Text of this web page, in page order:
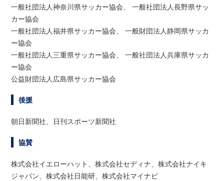
一般社団法人神奈川県サッカー協会、 一般社団法人長野県サッ
カー協会
一般社団法人福井県サッカー協会、 一般財団法人静岡県サッカ
ー協会
一般社団法人三重県サッカー協会、 一般社団法人兵庫県サッカ
ー協会
公益財団法人広島県サッカー協会
後援
朝日新聞社、日刊スポーツ新聞社
協賛
株式会社イエローハット、株式会社セディナ、株式会社ナイキ
ジャパン、株式会社日能研、株式会社マイナビ